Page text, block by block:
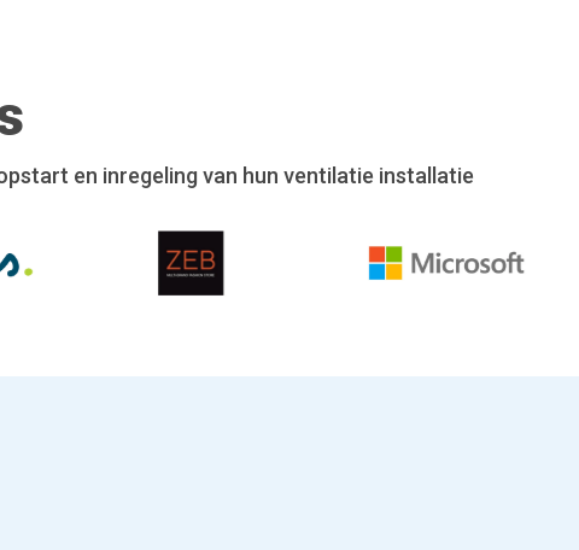
en inregeling van hun ventilatie installatie